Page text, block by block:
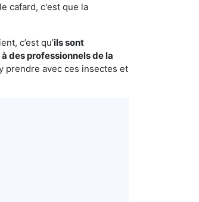
cafard, c'est que la
c’est qu’ils sont
des professionnels de la
prendre avec ces insectes et